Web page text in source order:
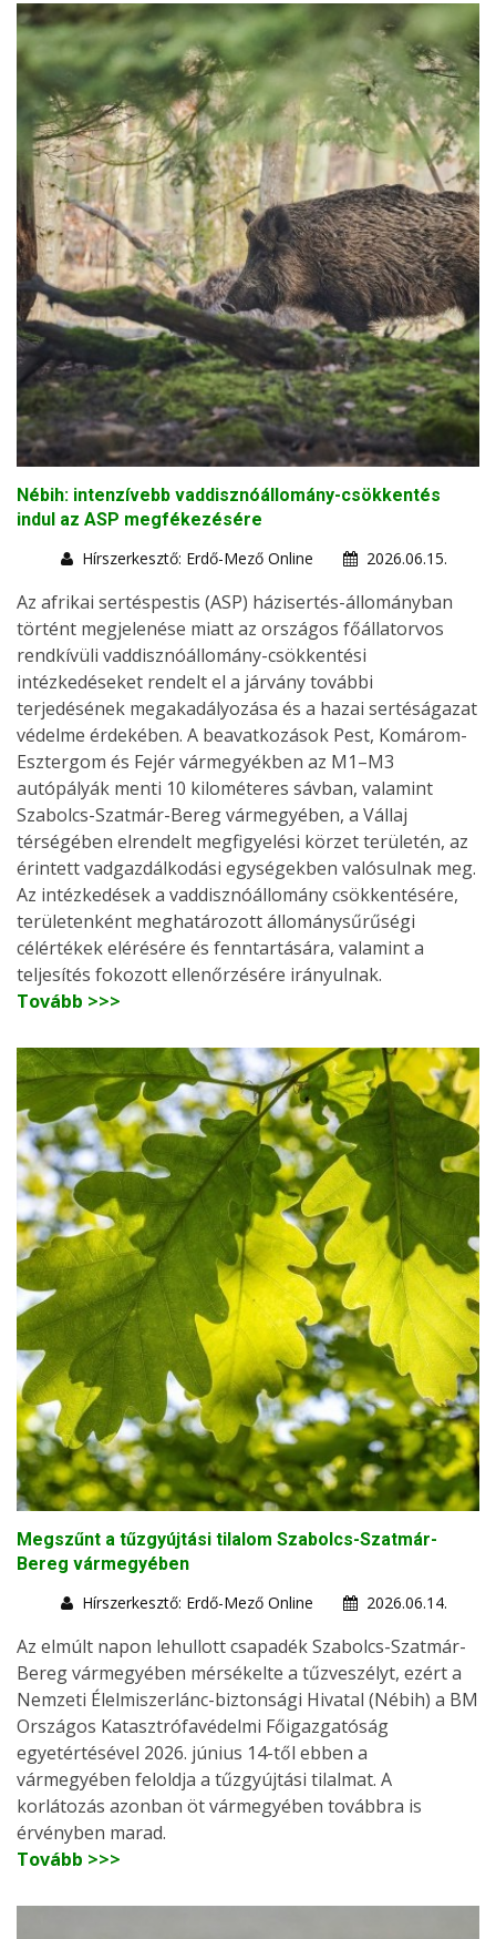
Nébih: intenzívebb vaddisznóállomány-csökkentés
indul az ASP megfékezésére
Hírszerkesztő: Erdő-Mező Online
2026.06.15.
Az afrikai sertéspestis (ASP) házisertés-állományban
történt megjelenése miatt az országos főállatorvos
rendkívüli vaddisznóállomány-csökkentési
intézkedéseket rendelt el a járvány további
terjedésének megakadályozása és a hazai sertéságazat
védelme érdekében. A beavatkozások Pest, Komárom-
Esztergom és Fejér vármegyékben az M1–M3
autópályák menti 10 kilométeres sávban, valamint
Szabolcs-Szatmár-Bereg vármegyében, a Vállaj
térségében elrendelt megfigyelési körzet területén, az
érintett vadgazdálkodási egységekben valósulnak meg.
Az intézkedések a vaddisznóállomány csökkentésére,
területenként meghatározott állománysűrűségi
célértékek elérésére és fenntartására, valamint a
teljesítés fokozott ellenőrzésére irányulnak.
Tovább >>>
Megszűnt a tűzgyújtási tilalom Szabolcs-Szatmár-
Bereg vármegyében
Hírszerkesztő: Erdő-Mező Online
2026.06.14.
Az elmúlt napon lehullott csapadék Szabolcs-Szatmár-
Bereg vármegyében mérsékelte a tűzveszélyt, ezért a
Nemzeti Élelmiszerlánc-biztonsági Hivatal (Nébih) a BM
Országos Katasztrófavédelmi Főigazgatóság
egyetértésével 2026. június 14-től ebben a
vármegyében feloldja a tűzgyújtási tilalmat. A
korlátozás azonban öt vármegyében továbbra is
érvényben marad.
Tovább >>>